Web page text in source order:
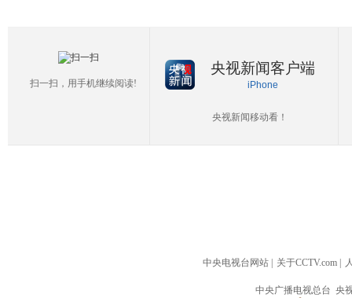
扫一扫，用手机继续阅读!
央视新闻客户端
iPhone
央视新闻移动看！
中央电视台网站 关于CCTV.com
中央广播电视总台 央